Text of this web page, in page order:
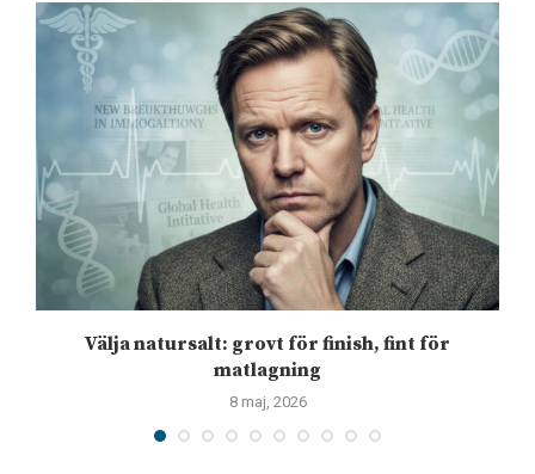
Välja natursalt: grovt för finish, fint för
matlagning
8 maj, 2026